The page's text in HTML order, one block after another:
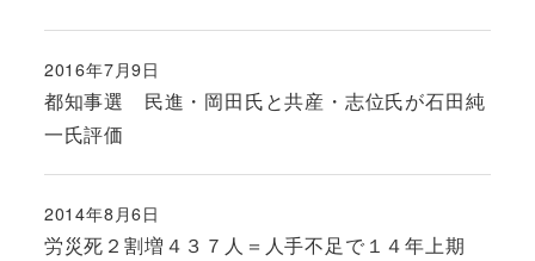
都知事選 民進・岡田氏と共産・志位氏が石田純
一氏評価
投稿日
2016年7月9日
労災死２割増４３７人＝人手不足で１４年上期
投稿日
2014年8月6日